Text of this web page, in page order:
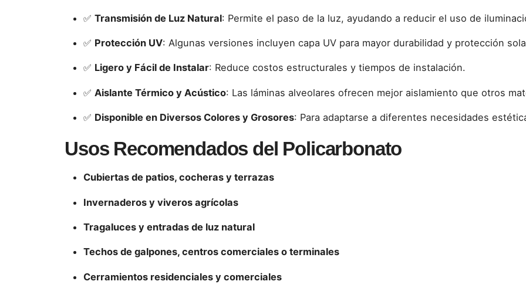
✅Transmisión de Luz Natural: Permite el paso de la luz, ayudando a reducir el uso de
✅ Protección UV: Algunas versiones incluyen capa UV para mayor durabilidad y protección
✅ Ligero y Fácil de Instalar: Reduce costos estructurales y tiempos de instalación.
✅Aislante Térmico y Acústico: Las láminas alveolares ofrecen mejor aislamiento que otros
✅ Disponible en Diversos Colores y Grosores: Para adaptarse a diferentes necesidades
Usos Recomendados del Policarbonato
Cubiertas de patios, cocheras y terrazas
Invernaderos y viveros agrícolas
Tragaluces y entradas de luz natural
Techos de galpones, centros comerciales o terminales
Cerramientos residenciales y comerciales